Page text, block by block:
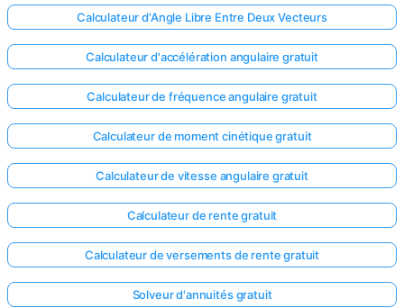
Calculateur d'Angle Libre Entre Deux Vecteurs
Calculateur d'accélération angulaire gratuit
Calculateur de fréquence angulaire gratuit
Calculateur de moment cinétique gratuit
Calculateur de vitesse angulaire gratuit
Calculateur de rente gratuit
Calculateur de versements de rente gratuit
Solveur d'annuités gratuit